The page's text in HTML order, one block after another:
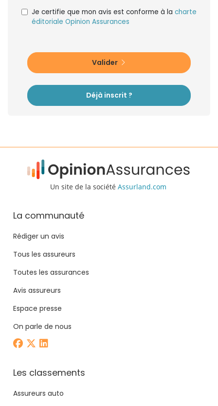
Je certifie que mon avis est conforme à la charte
éditoriale Opinion Assurances
Valider
Déjà inscrit ?
Un site de la société Assurland.com
La communauté
Rédiger un avis
Tous les assureurs
Toutes les assurances
Avis assureurs
Espace presse
On parle de nous
Les classements
Assureurs auto